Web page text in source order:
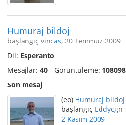
Humuraj bildoj
başlangıç vincas, 20 Temmuz 2009
Dil: Esperanto
Mesajlar: 40 Görüntüleme: 108098
Son mesaj
(eo) Humuraj bildoj
başlangıç Eddycgn
2 Kasım 2009